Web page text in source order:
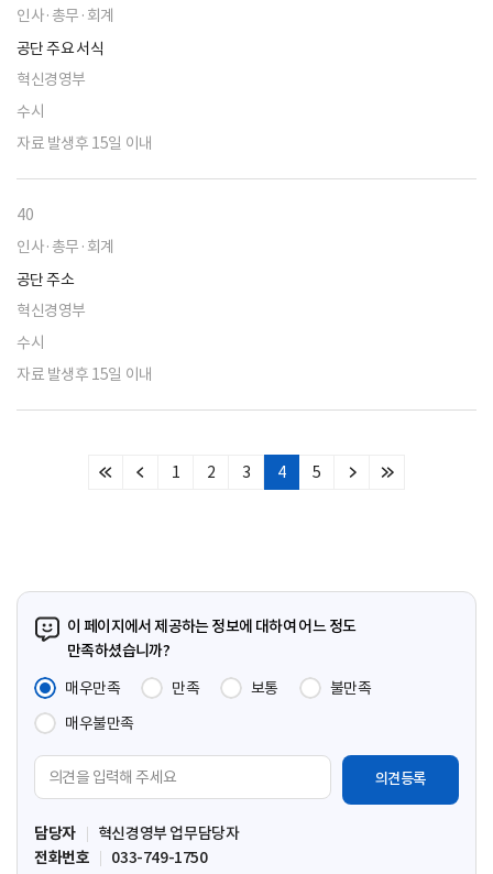
인사·총무·회계
공단 주요 서식
혁신경영부
수시
자료 발생후 15일 이내
40
인사·총무·회계
공단 주소
혁신경영부
수시
자료 발생후 15일 이내
처
이
1 2 3 4 5
다
마
이 페이지에서 제공하는 정보에 대하여 어느 정도
만족하셨습니까?
매우만족
만족 보통
불만족
매우불만족
견
입
력
담당자
혁신경영부 업무담당자
전화번호
033-749-1750